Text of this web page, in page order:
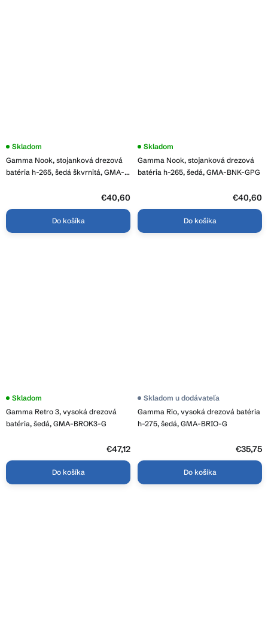
Gamma Nook, stojanková drezová
batéria h-265, šedá škvrnitá, GMA-
Skladom
€40,60
Do košíka
Gamma Nook, stojanková drezová
batéria h-265, šedá, GMA-BNK-GPG
Skladom
€40,60
Do košíka
Gamma Retro 3, vysoká drezová
batéria, šedá, GMA-BROK3-G
Skladom
€47,12
Do košíka
Gamma Rio, vysoká drezová batéria
h-275, šedá, GMA-BRIO-G
Skladom u dodávateľa
€35,75
Do košíka